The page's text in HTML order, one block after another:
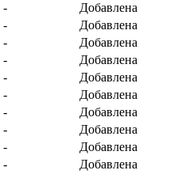
-
Добавлена
-
Добавлена
-
Добавлена
-
Добавлена
-
Добавлена
-
Добавлена
-
Добавлена
-
Добавлена
-
Добавлена
-
Добавлена